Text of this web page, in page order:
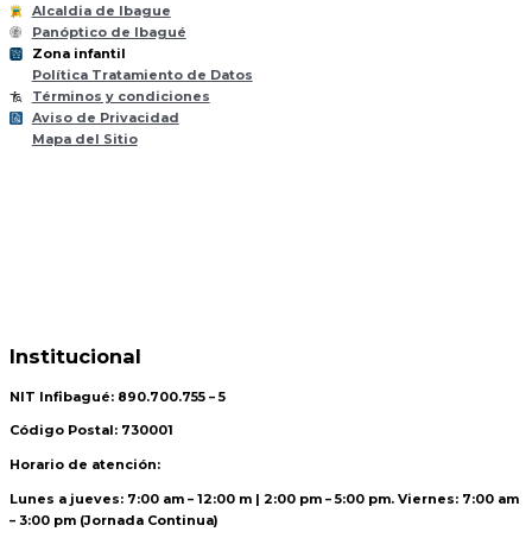
Alcaldia de Ibague
Panóptico de Ibagué
til
Zona infantil
Política Tratamiento de Datos
Términos y condiciones
Aviso de Privacidad
Mapa del Sitio
Institucional
NIT Infibagué: 890.700.755 – 5
Código Postal: 730001
Horario de atención:
Lunes a jueves: 7:00 am – 12:00 m | 2:00 pm – 5:00 pm. Viernes: 7:00 am
– 3:00 pm (Jornada Continua)